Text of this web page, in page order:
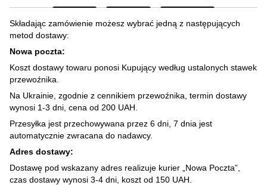
Składając zamówienie możesz wybrać jedną z następujących
metod dostawy:
Nowa poczta:
Koszt dostawy towaru ponosi Kupujący według ustalonych stawek
przewoźnika.
Na Ukrainie, zgodnie z cennikiem przewoźnika, termin dostawy
wynosi 1-3 dni, cena od 200 UAH.
Przesyłka jest przechowywana przez 6 dni, 7 dnia jest
automatycznie zwracana do nadawcy.
Adres dostawy:
Dostawę pod wskazany adres realizuje kurier „Nowa Poczta”,
czas dostawy wynosi 3-4 dni, koszt od 150 UAH.